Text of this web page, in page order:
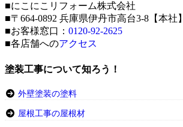
■にこにこリフォーム株式会社
■〒664-0892 兵庫県伊丹市高台3-8【本社】
■お客様窓口： 0120-92-2625
■各店舗へのアクセス
塗装工事について知ろう！
外壁塗装の塗料
屋根工事の屋根材